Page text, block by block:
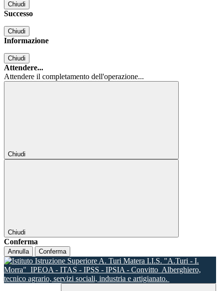
Chiudi
Successo
Chiudi
Informazione
Chiudi
Attendere...
Attendere il completamento dell'operazione...
Chiudi
Chiudi
Conferma
Annulla Conferma
I.I.S. "A.Turi - I.
Morra" IPEOA - ITAS - IPSS - IPSIA - Convitto Alberghiero,
tecnico agrario, servizi sociali, industria e artigianato.